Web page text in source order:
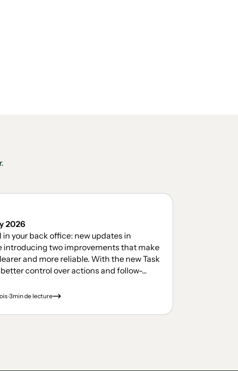
2026
your back office: new updates in
introducing two improvements that make
and more reliable. With the new Task
control over actions and follow-...
.3min de lecture